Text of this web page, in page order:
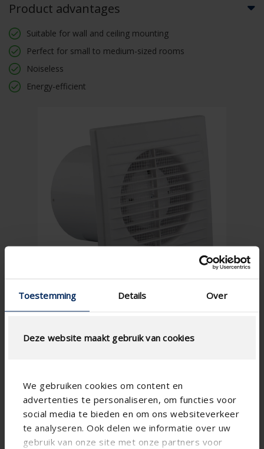
Toestemming Details Over
Deze website maakt gebruik van cookies
We gebruiken cookies om content en
advertenties te personaliseren, om functies voor
social media te bieden en om ons websiteverkeer
te analyseren. Ook delen we informatie over uw
gebruik van onze site met onze partners voor
Product advantages
Suitable for wall and ceiling mounting
Perfect for small to medium-sized rooms
Noiseless
Energy-efficient
Technical specifications